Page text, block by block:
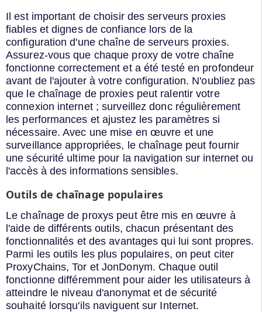
Il est important de choisir des serveurs proxies
fiables et dignes de confiance lors de la
configuration d'une chaîne de serveurs proxies.
Assurez-vous que chaque proxy de votre chaîne
fonctionne correctement et a été testé en profondeur
avant de l'ajouter à votre configuration. N'oubliez pas
que le chaînage de proxies peut ralentir votre
connexion internet ; surveillez donc régulièrement
les performances et ajustez les paramètres si
nécessaire. Avec une mise en œuvre et une
surveillance appropriées, le chaînage peut fournir
une sécurité ultime pour la navigation sur internet ou
l'accès à des informations sensibles.
Outils de chaînage populaires
Le chaînage de proxys peut être mis en œuvre à
l'aide de différents outils, chacun présentant des
fonctionnalités et des avantages qui lui sont propres.
Parmi les outils les plus populaires, on peut citer
ProxyChains, Tor et JonDonym. Chaque outil
fonctionne différemment pour aider les utilisateurs à
atteindre le niveau d'anonymat et de sécurité
souhaité lorsqu'ils naviguent sur Internet.